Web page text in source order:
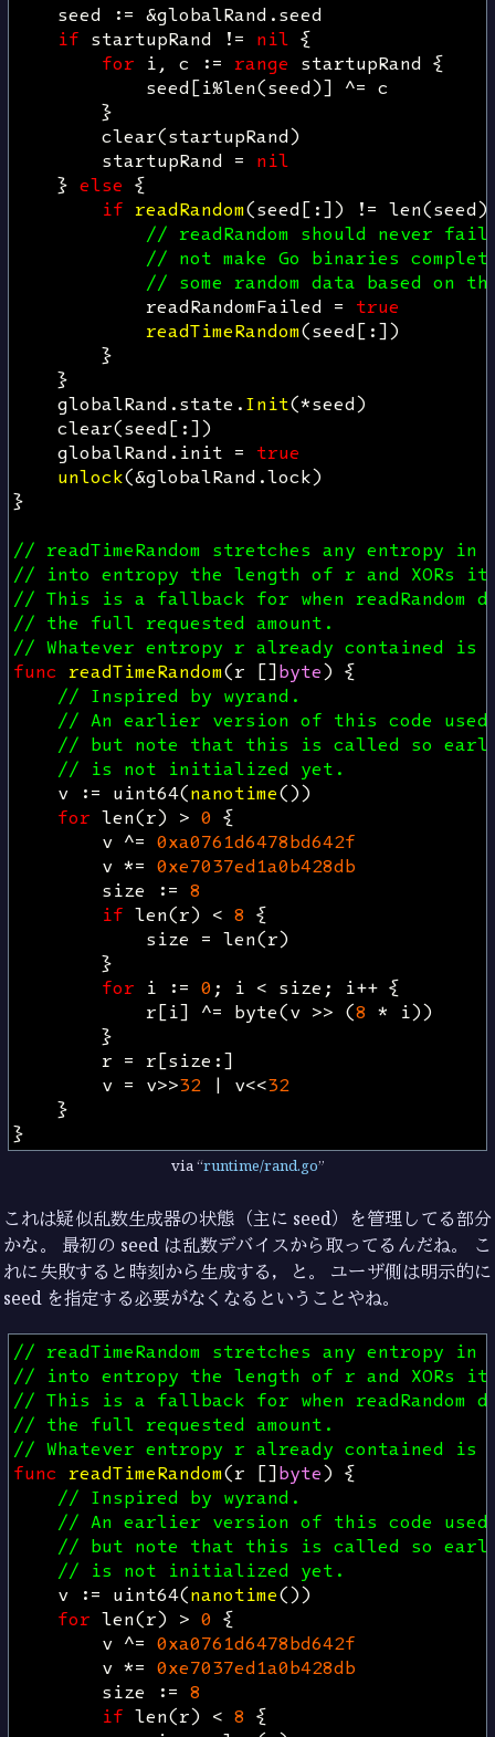
seed
:= &globalRand .seed
if startupRand != nil {
for i , c := range startupRand {
seed[i%len(seed)] ^= c
}
clear(startupRand)
startupRand = nil
} else {
if readRandom(seed[:]) != len(seed)
// readRandom should never
// not make Go binaries
// some random data based on
readRandomFailed = true
readTimeRandom(seed[:])
}
}
globalRand .state .Init(*seed)
clear(seed[:])
globalRand . init = true
unlock(&globalRand .lock)
}
// readTimeRandom stretches any entropy
// into entropy the length of r and XORs
// This is a fallback for when readRandom
// the full requested amount.
// Whatever entropy r already contained is
func readTimeRandom(r []byte) {
// Inspired by wyrand.
// An earlier version of this code
// but note that this is called so
// is not initialized yet.
v
:= uint64(nanotime())
for len(r) > 0 {
v ^= 0xa0761d6478bd642f
v *= 0xe7037ed1a0b428db
size
:= 8
if len(r) < 8 {
size = len(r)
}
for i := 0 ; i < size ; i++ {
r[i] ^= byte(v >> (8 * i))
}
r = r[size :]
v = v>>32 | v<<32
}
}
via runtime/rand.go
これは疑似乱数生成器の状態（主に seed）を管理してる部分
かな。 最初の seed は乱数デバイスから取ってるんだね。 こ
れに失敗すると時刻から生成する，と。 ユーザ側は明示的に
seed を指定する必要がなくなるということやね。
// readTimeRandom stretches any entropy
// into entropy the length of r and XORs
// This is a fallback for when readRandom
// the full requested amount.
// Whatever entropy r already contained is
func readTimeRandom(r []byte) {
// Inspired by wyrand.
// An earlier version of this code
// but note that this is called so
// is not initialized yet.
v
:= uint64(nanotime())
for len(r) > 0 {
v ^= 0xa0761d6478bd642f
v *= 0xe7037ed1a0b428db
size
:= 8
if len(r) < 8 {